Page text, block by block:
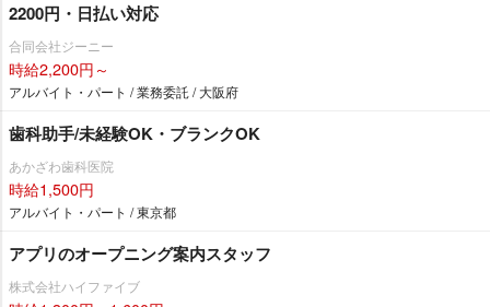
2200円・日払い対応
合同会社ジーニー
時給2,200円～
アルバイト・パート / 業務委託 / 大阪府
歯科助手/未経験OK・ブランクOK
あかざわ歯科医院
時給1,500円
アルバイト・パート / 東京都
アプリのオープニング案内スタッフ
株式会社ハイファイブ